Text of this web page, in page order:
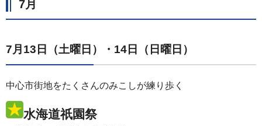
7月
7月13日（土曜日）・14日（日曜日）
中心市街地をたくさんのみこしが練り歩く
水海道祇園祭